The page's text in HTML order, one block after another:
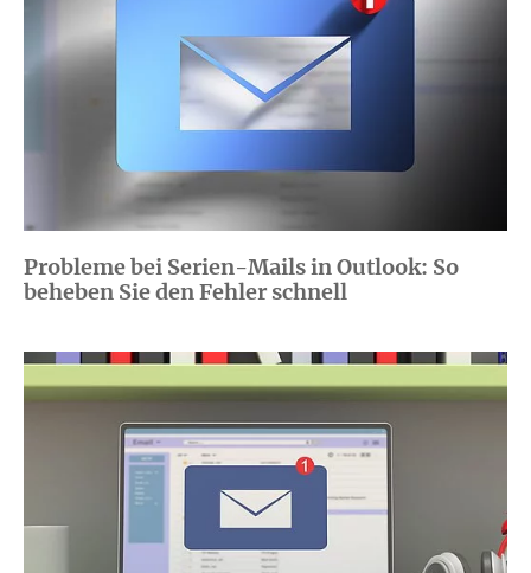
Probleme bei Serien-Mails in Outlook: So
beheben Sie den Fehler schnell